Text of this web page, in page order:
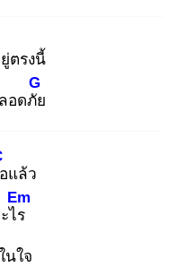
ตรงนี้
อดภัย
G
แล้ว
ไร
Em
นใจ